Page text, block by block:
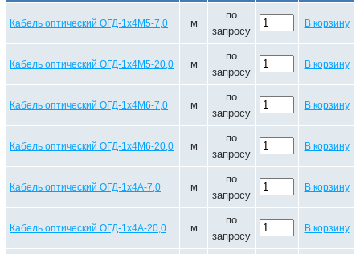
Кабель оптический ОГД-1х4М5-7,0 м
по
запросу
В корзину
Кабель оптический ОГД-1х4М5-20,0 м
по
запросу
В корзину
Кабель оптический ОГД-1х4М6-7,0 м
по
запросу
В корзину
Кабель оптический ОГД-1х4М6-20,0 м
по
запросу
В корзину
Кабель оптический ОГД-1х4А-7,0 м
по
запросу
В корзину
Кабель оптический ОГД-1х4А-20,0 м
по
запросу
В корзину